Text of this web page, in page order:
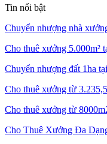
Tin nổi bật
Chuyển nhượng nhà
Cho thuê xưởng 5.000m²
Chuyển nhượng đất 1ha
Cho thuê xưởng từ
Cho thuê xưởng từ
Cho Thuê Xưởng Đa